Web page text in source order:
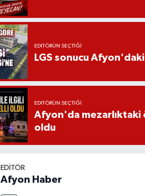
EDITÖRÜN SEÇTIĞI
LGS sonucu
EDITÖRÜN SEÇTIĞI
Afyon'da mezarlıktaki
oldu
EDITÖR
Afyon Haber